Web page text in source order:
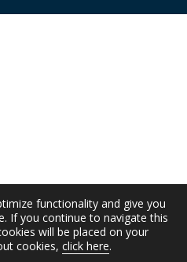
functionality and give you
If you continue to navigate this
will be placed on your
cookies, click here.